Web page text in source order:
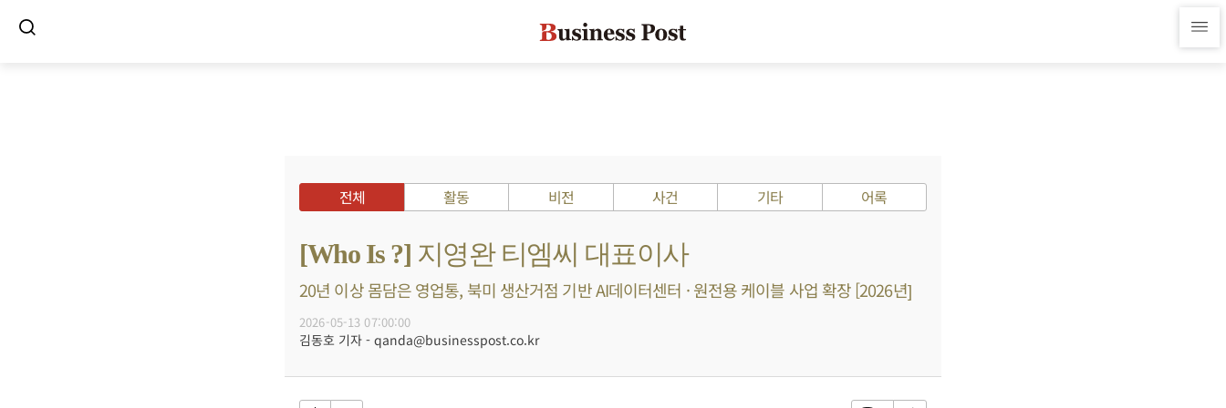
전체 활동 비전 사건 기타 어록
[Who Is ?] 지영완 티엠씨 대표이사
20년 이상 몸담은 영업통, 북미 생산거점 기반 AI데이터센터 · 원전용 케이블 사업 확장 [2026년]
2026-05-13 07:00:00
김동호 기자 - qanda@businesspost.co.kr